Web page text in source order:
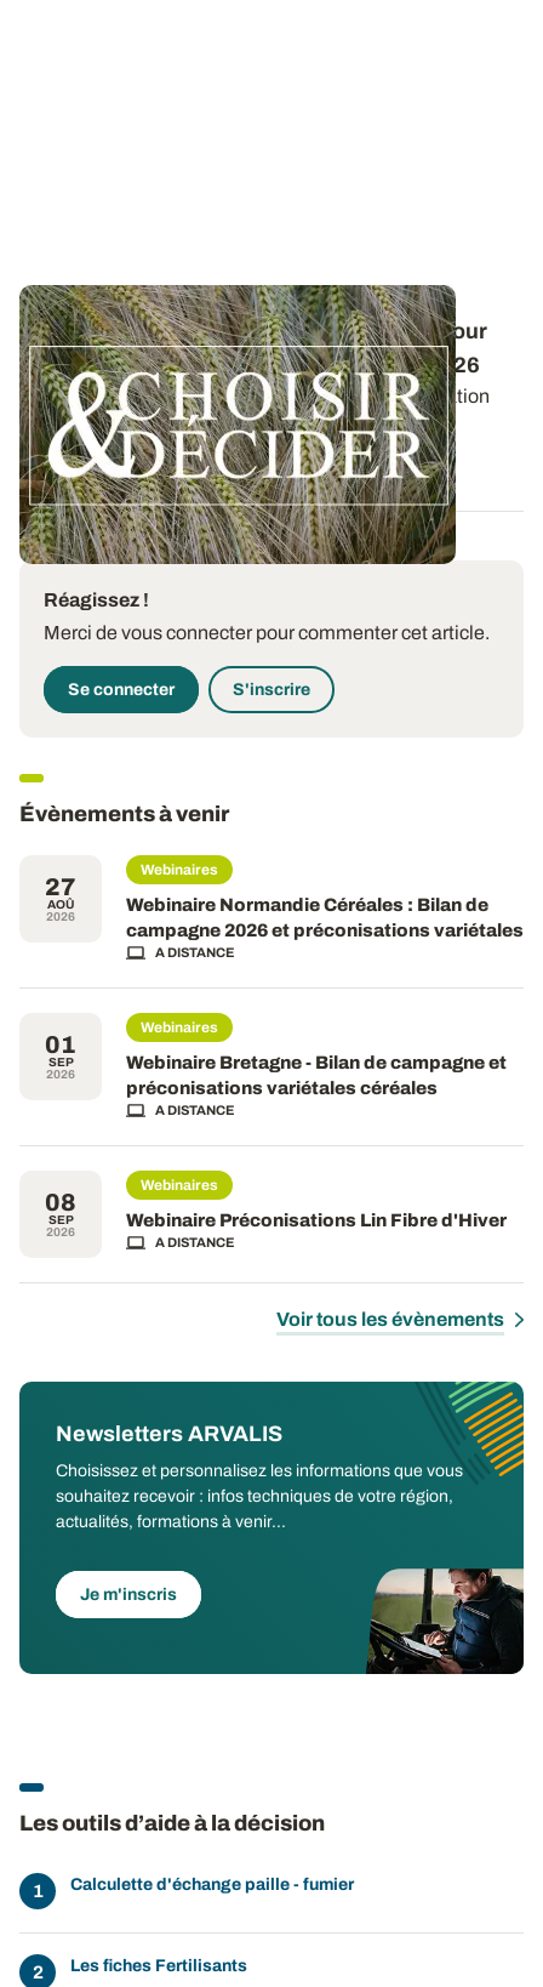
Conduite des orges d'hiver : des guides pour
réussir ses interventions au printemps 2026
Retrouvez les préconisations en matière de fertilisation
azotée et de protection des orges...
12 DÉC. 2025
Réagissez !
Merci de vous connecter pour commenter cet article.
Se connecter S'inscrire
Évènements à venir
27
AOÛ
2026
Webinaires
Webinaire Normandie Céréales : Bilan de
campagne 2026 et préconisations variétales
A DISTANCE
01
SEP
2026
Webinaires
Webinaire Bretagne - Bilan de campagne et
préconisations variétales céréales
A DISTANCE
08
SEP
2026
Webinaires
Webinaire Préconisations Lin Fibre d'Hiver
A DISTANCE
Voir tous les évènements
Newsletters ARVALIS
Choisissez et personnalisez les informations que vous
souhaitez recevoir : infos techniques de votre région,
actualités, formations à venir...
Je m'inscris
Les outils d’aide à la décision
Calculette d'échange paille - fumier
Les fiches Fertilisants